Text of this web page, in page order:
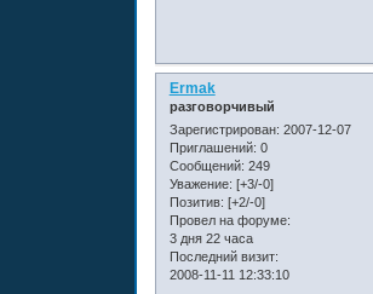
Ermak
разговорчивый
Зарегистрирован: 2007-12-07
Приглашений: 0
Сообщений: 249
Уважение: [+3/-0]
Позитив: [+2/-0]
Провел на форуме:
3 дня 22 часа
Последний визит:
2008-11-11 12:33:10